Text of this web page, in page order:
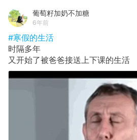
葡萄籽加奶不加糖
6年前
#寒假的生活
时隔多年
又开始了被爸爸接送上下课的生活